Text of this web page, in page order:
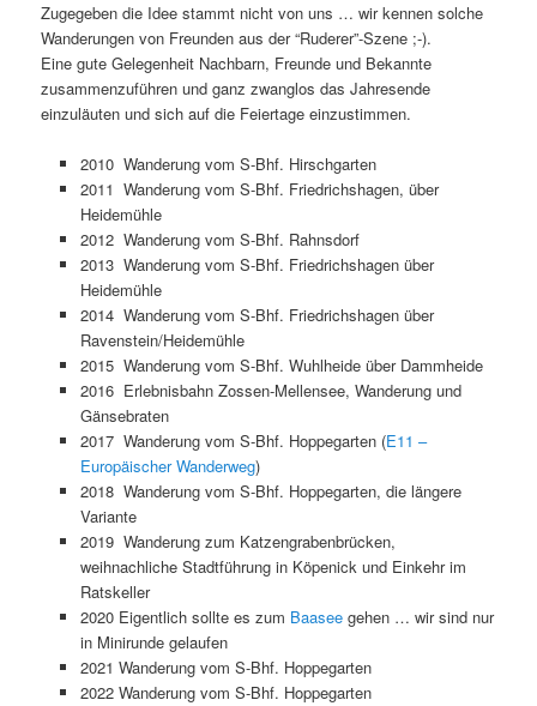
Zugegeben die Idee stammt nicht von uns … wir kennen solche
Wanderungen von Freunden aus der “Ruderer”-Szene ;-).
Eine gute Gelegenheit Nachbarn, Freunde und Bekannte
zusammenzuführen und ganz zwanglos das Jahresende
einzuläuten und sich auf die Feiertage einzustimmen.
2010 Wanderung vom S-Bhf. Hirschgarten
2011 Wanderung vom S-Bhf. Friedrichshagen, über
Heidemühle
2012 Wanderung vom S-Bhf. Rahnsdorf
2013 Wanderung vom S-Bhf. Friedrichshagen über
Heidemühle
2014 Wanderung vom S-Bhf. Friedrichshagen über
Ravenstein/Heidemühle
2015 Wanderung vom S-Bhf. Wuhlheide über Dammheide
2016 Erlebnisbahn Zossen-Mellensee, Wanderung und
Gänsebraten
2017 Wanderung vom S-Bhf. Hoppegarten (E11 –
Europäischer Wanderweg)
2018 Wanderung vom S-Bhf. Hoppegarten, die längere
Variante
2019 Wanderung zum Katzengrabenbrücken,
weihnachliche Stadtführung in Köpenick und Einkehr im
Ratskeller
2020 Eigentlich sollte es zum Baaseegehen … wir sind nur
in Minirunde gelaufen
2021 Wanderung vom S-Bhf. Hoppegarten
2022 Wanderung vom S-Bhf. Hoppegarten